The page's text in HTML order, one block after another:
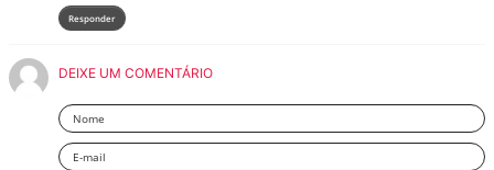
Responder
DEIXE UM COMENTÁRIO
Nome
Email